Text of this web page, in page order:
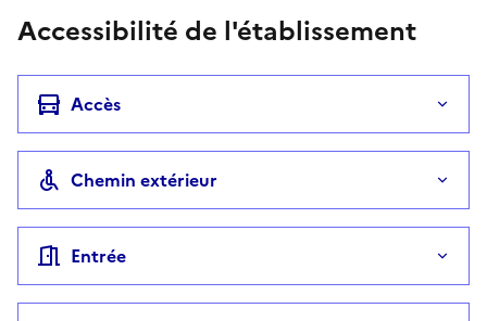
Accessibilité de l'établissement
Accès
Chemin extérieur
Entrée